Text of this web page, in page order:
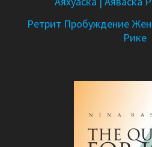
Ретрит Пробуждение
Рике